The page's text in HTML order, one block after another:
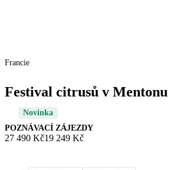
Francie
Festival citrusů v Mentonu
Novinka
POZNÁVACÍ ZÁJEZDY
27 490 Kč19 249 Kč